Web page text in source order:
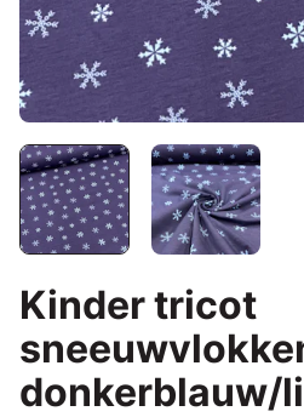
Kinder tricot
donkerblauw/